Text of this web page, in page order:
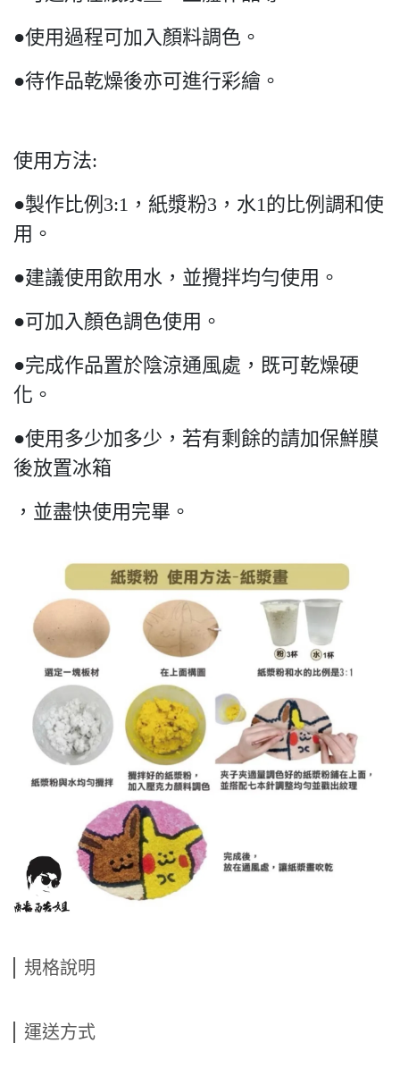
●使用過程可加入顏料調色。
●待作品乾燥後亦可進行彩繪。
使用方法:
●製作比例3:1，紙漿粉3，水1的比例調和使
用。
●建議使用飲用水，並攪拌均勻使用。
●可加入顏色調色使用。
●完成作品置於陰涼通風處，既可乾燥硬
化。
●使用多少加多少，若有剩餘的請加保鮮膜
後放置冰箱
，並盡快使用完畢。
規格說明
運送方式